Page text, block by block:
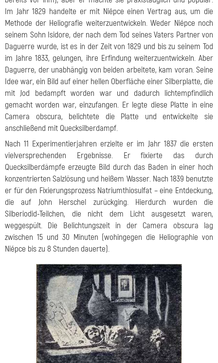
Im Jahr 1829 handelte er mit Niépce einen Vertrag aus, um die
Methode der Heliografie weiterzuentwickeln. Weder Niépce noch
seinem Sohn Isidore, der nach dem Tod seines Vaters Partner von
Daguerre wurde, ist es in der Zeit von 1829 und bis zu seinem Tod
im Jahre 1833, gelungen, ihre Erfindung weiterzuentwickeln. Aber
Daguerre, der unabhängig von beiden arbeitete, kam voran. Seine
Idee war, ein Bild auf einer hellen Oberfläche einer Silberplatte, die
mit Jod bedampft worden war und dadurch lichtempfindlich
gemacht worden war, einzufangen. Er legte diese Platte in eine
Camera obscura, belichtete die Platte und entwickelte sie
anschließend mit Quecksilberdampf.
Nach 11 Experimentierjahren erzielte er im Jahr 1837 die ersten
vielversprechenden Ergebnisse. Er fixierte das durch
Quecksilberdämpfe erzeugte Bild durch das Baden in einer hoch
konzentrierten Salzlösung und heißem Wasser. Nach 1839 benutzte
er für den Fixierungsprozess Natriumthiosulfat – eine Entdeckung,
die auf John Herschel zurückging. Hierdurch wurden die
Silberiodid-Teilchen, die nicht dem Licht ausgesetzt waren,
weggespült. Die Belichtungszeit in der Camera obscura lag
zwischen 15 und 30 Minuten (wohingegen die Heliographie von
Niépce bis zu 8 Stunden dauerte).